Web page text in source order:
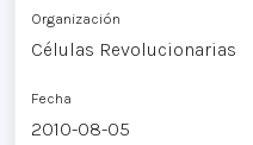
Organización
Células Revolucionarias
Fecha
2010-08-05